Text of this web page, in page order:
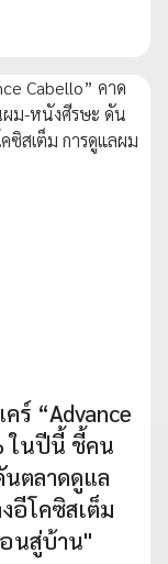
ร์ “Advance
ในปีนี้ ชี้คน
ตลาดดูแล
อีโคซิสเต็ม
นสู่บ้าน"